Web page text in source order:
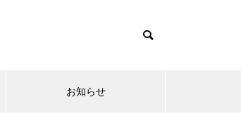
お知らせ